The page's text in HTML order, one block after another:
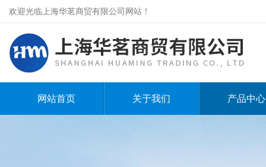
欢迎光临上海华茗商贸有限公司网站！
网站首页 关于我们 产品中心